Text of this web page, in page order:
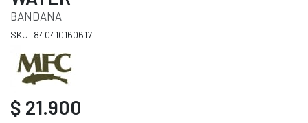
BANDANA
SKU: 840410160617
$ 21.900